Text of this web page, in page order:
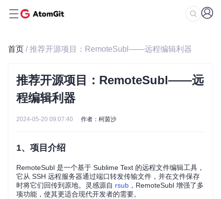
首页 / 推荐开源项目：RemoteSubl——远程编辑利器
推荐开源项目：RemoteSubl——远
程编辑利器
2024-05-20 09:07:40 作者：柯茵沙
1、项目介绍
RemoteSubl 是一个基于 Sublime Text 的远程文件编辑工具，
它从 SSH 远程服务器通过端口转发传输文件，并在文件保存
时将它们回传到原地。灵感源自 rsub ，RemoteSubl 增强了多
项功能，使其更适合现代开发者的需要。